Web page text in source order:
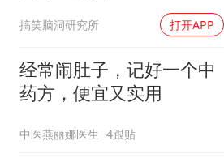
搞笑脑洞研究所 打开APP
经常闹肚子，记好一个中
药方，便宜又实用
中医燕丽娜医生 4跟贴